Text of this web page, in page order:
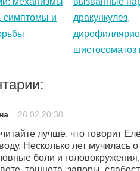
симптомы и
дракункулез,
шистосоматоз
26.02 20:30
лучше, что говорит
Несколько лет мучилась
боли и